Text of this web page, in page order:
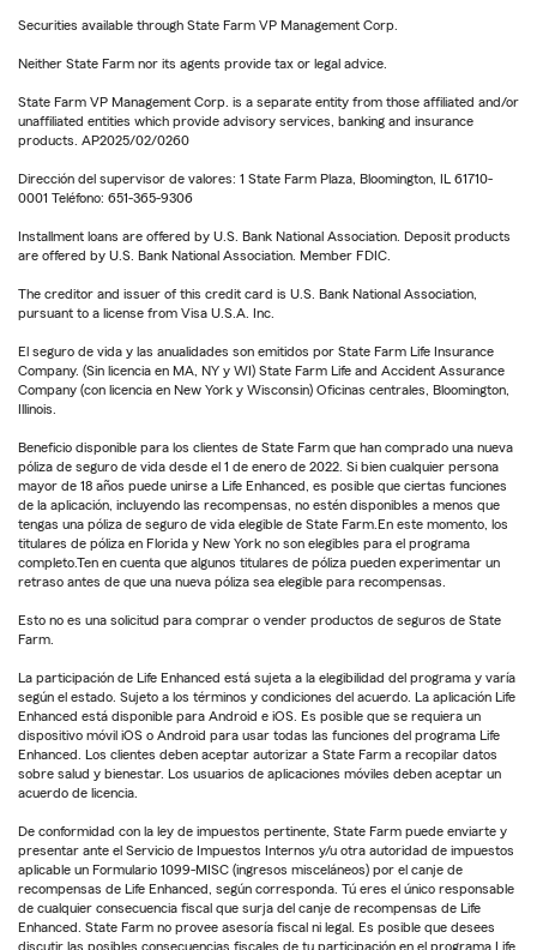
Securities available through State Farm VP Management Corp.
Neither State Farm nor its agents provide tax or legal advice.
State Farm VP Management Corp. is a separate entity from those affiliated and/or
unaffiliated entities which provide advisory services, banking and insurance
products. AP2025/02/0260
Dirección del supervisor de valores: 1 State Farm Plaza, Bloomington, IL 61710-
0001 Teléfono: 651-365-9306
Installment loans are offered by U.S. Bank National Association. Deposit products
are offered by U.S. Bank National Association. Member FDIC.
The creditor and issuer of this credit card is U.S. Bank National Association,
pursuant to a license from Visa U.S.A. Inc.
El seguro de vida y las anualidades son emitidos por State Farm Life Insurance
Company. (Sin licencia en MA, NY y WI) State Farm Life and Accident Assurance
Company (con licencia en New York y Wisconsin) Oficinas centrales, Bloomington,
Illinois.
Beneficio disponible para los clientes de State Farm que han comprado una nueva
póliza de seguro de vida desde el 1 de enero de 2022. Si bien cualquier persona
mayor de 18 años puede unirse a Life Enhanced, es posible que ciertas funciones
de la aplicación, incluyendo las recompensas, no estén disponibles a menos que
tengas una póliza de seguro de vida elegible de State Farm.En este momento, los
titulares de póliza en Florida y New York no son elegibles para el programa
completo.Ten en cuenta que algunos titulares de póliza pueden experimentar un
retraso antes de que una nueva póliza sea elegible para recompensas.
Esto no es una solicitud para comprar o vender productos de seguros de State
Farm.
La participación de Life Enhanced está sujeta a la elegibilidad del programa y varía
según el estado. Sujeto a los términos y condiciones del acuerdo. La aplicación Life
Enhanced está disponible para Android e iOS. Es posible que se requiera un
dispositivo móvil iOS o Android para usar todas las funciones del programa Life
Enhanced. Los clientes deben aceptar autorizar a State Farm a recopilar datos
sobre salud y bienestar. Los usuarios de aplicaciones móviles deben aceptar un
acuerdo de licencia.
De conformidad con la ley de impuestos pertinente, State Farm puede enviarte y
presentar ante el Servicio de Impuestos Internos y/u otra autoridad de impuestos
aplicable un Formulario 1099-MISC (ingresos misceláneos) por el canje de
recompensas de Life Enhanced, según corresponda. Tú eres el único responsable
de cualquier consecuencia fiscal que surja del canje de recompensas de Life
Enhanced. State Farm no provee asesoría fiscal ni legal. Es posible que desees
discutir las posibles consecuencias fiscales de tu participación en el programa Life